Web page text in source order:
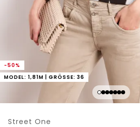
-50%
MODEL: 1,81M | GRÖSSE: 36
Street One